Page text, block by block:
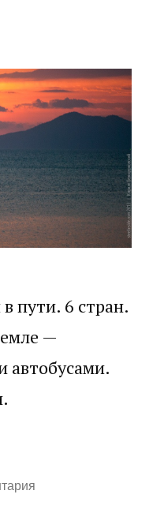
пути. 6 стран.
—
автобусами.